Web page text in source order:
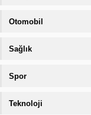
Otomobil
Sağlık
Spor
Teknoloji